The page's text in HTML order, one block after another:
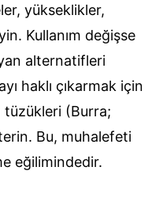
yükseklikler,
Kullanım değişse
alternatifleri
haklı çıkarmak için
tüzükleri (Burra;
Bu, muhalefeti
eğilimindedir.